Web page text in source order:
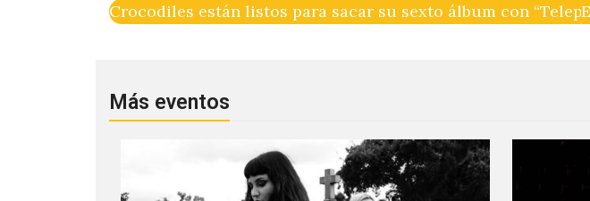
Crocodiles están listos para sacar su sexto álbum con
Más eventos